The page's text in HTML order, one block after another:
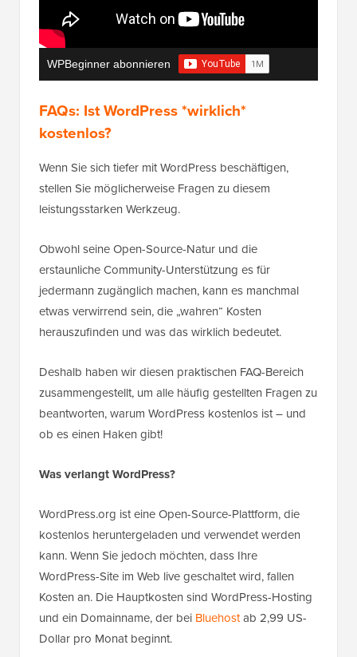
WPBeginner abonnieren
FAQs: Ist WordPress *wirklich*
kostenlos?
Wenn Sie sich tiefer mit WordPress beschäftigen,
stellen Sie möglicherweise Fragen zu diesem
leistungsstarken Werkzeug.
Obwohl seine Open-Source-Natur und die
erstaunliche Community-Unterstützung es für
jedermann zugänglich machen, kann es manchmal
etwas verwirrend sein, die „wahren“ Kosten
herauszufinden und was das wirklich bedeutet.
Deshalb haben wir diesen praktischen FAQ-Bereich
zusammengestellt, um alle häufig gestellten Fragen zu
beantworten, warum WordPress kostenlos ist – und
ob es einen Haken gibt!
Was verlangt WordPress?
WordPress.org ist eine Open-Source-Plattform, die
kostenlos heruntergeladen und verwendet werden
kann. Wenn Sie jedoch möchten, dass Ihre
WordPress-Site im Web live geschaltet wird, fallen
Kosten an. Die Hauptkosten sind WordPress-Hosting
und ein Domainname, der bei Bluehostab 2,99 US-
Dollar pro Monat beginnt.